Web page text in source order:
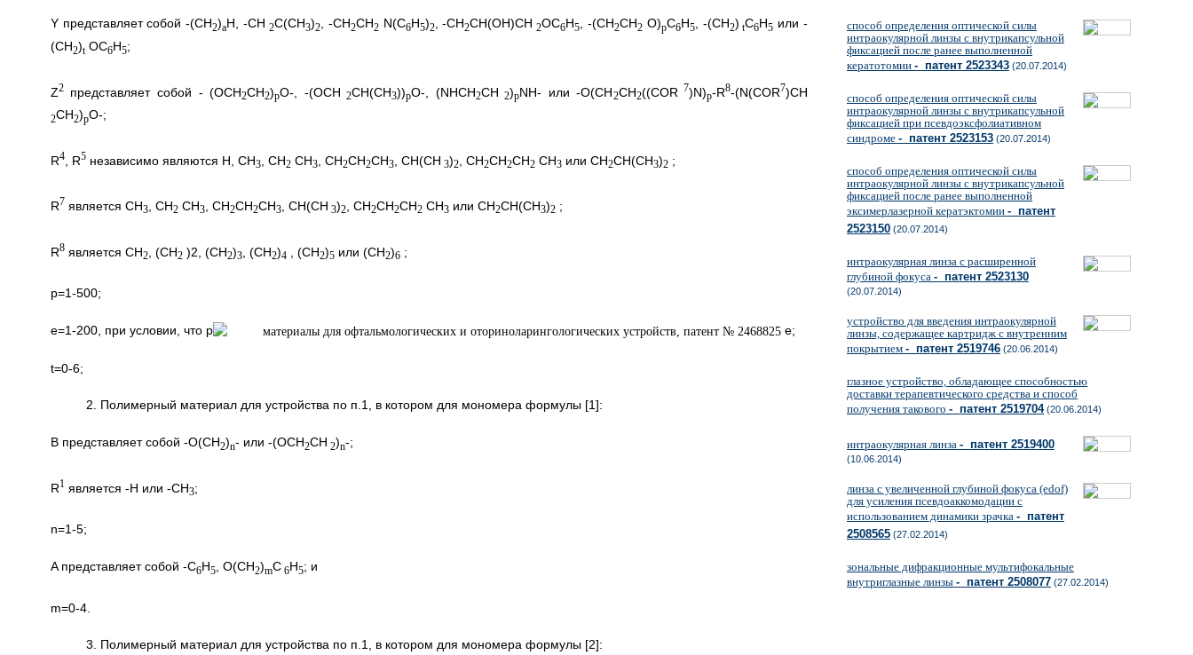
Y представляет собой -(CH2)aH, -CH 2C(CH3)2, -CH2CH2N(C6H5)2, -CH2CH(ОН)CH 2OC6H5 , -(CH2CH2 O)pC6H5 , -(CH2) tC6H5 или -
(CH2)tOC6H5;
Z2представляет собой - (OCH2CH2)pO-, -(OCH 2CH(CH3))pO-, (NHCH2CH 2)pNH- или -O(CH2CH2((COR 7)N)p-R8-(N(COR7)CH
2CH2)pO-;
R4, R5независимо являются H, CH3, CH2CH3, CH2CH2CH3, СН(CH 3)2, CH2CH2CH2CH3или CH2CH(CH3)2;
R7 является CH3, CH2CH3, CH2CH2CH3, СН(CH 3)2, CH2CH2CH2CH3или CH2CH(CH3)2;
R8является CH2, (CH2)2, (CH2)3, (CH2)4 , (CH2)5или (CH2)6;
р=1-500;
e=1-200, при условии, что p e;
t=0-6;
2. Полимерный материал для устройства по п.1, в котором для мономера формулы [1]:
В представляет собой -O(CH2)n- или -(OCH2CH 2)n-;
R1является -H или -CH3;
n=1-5;
A представляет собой -C6H5 , O(CH2)mC6H5; и
m=0-4.
3. Полимерный материал для устройства по п.1, в котором для мономера формулы [2]:
способ определения оптической силы
интраокулярной линзы с внутрикапсульной
фиксацией после ранее выполненной
кератотомии - патент 2523343 (20.07.2014)
способ определения оптической силы
интраокулярной линзы с внутрикапсульной
фиксацией при псевдоэксфолиативном
синдроме - патент 2523153 (20.07.2014)
способ определения оптической силы
интраокулярной линзы с внутрикапсульной
фиксацией после ранее выполненной
эксимерлазерной кератэктомии - патент
2523150 (20.07.2014)
интраокулярная линза с расширенной
глубиной фокуса - патент 2523130
(20.07.2014)
устройство для введения интраокулярной
линзы, содержащее картридж с внутренним
покрытием - патент 2519746 (20.06.2014)
глазное устройство, обладающее способностью
доставки терапевтического средства и способ
получения такового - патент 2519704(20.06.2014)
интраокулярная линза - патент 2519400
(10.06.2014)
линза с увеличенной глубиной фокуса (edof)
для усиления псевдоаккомодации с
использованием динамики зрачка - патент
2508565 (27.02.2014)
зональные дифракционные мультифокальные
внутриглазные линзы - патент 2508077 (27.02.2014)